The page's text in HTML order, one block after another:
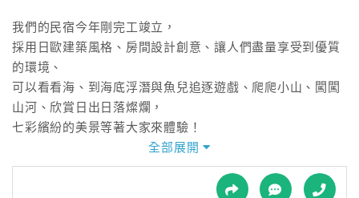
特
色
民
宿
球
我們的民宿今年剛完工竣立，
採用日歐建築風格、房間設計創意、讓人們盡量享受到優質
的環境、
可以看看海、到海底浮潛與魚兒追逐遊戲、爬爬小山、闖闖
山河、欣賞日出日落燦爛，
七彩繽紛的美景等著大家來體驗！
極推薦讓我們帶領解說潮間帶生態及夜間生態解說唷！
心動不如馬上行動^^
全部展開